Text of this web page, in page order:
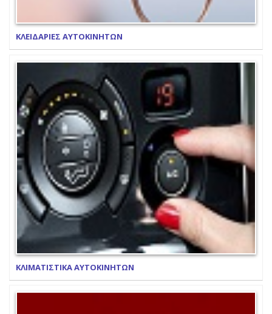
ΚΛΕΙΔΑΡΙΕΣ ΑΥΤΟΚΙΝΗΤΩΝ
ΚΛΙΜΑΤΙΣΤΙΚΑ ΑΥΤΟΚΙΝΗΤΩΝ